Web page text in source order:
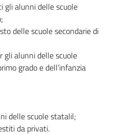
gli alunni delle scuole
delle scuole secondarie di
gli alunni delle scuole
grado e dell’infanzia
delle scuole statalil;
da privati.